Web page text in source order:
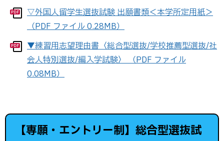
▽外国人留学生選抜試験 出願書類＜本学所定用紙＞
（PDF ファイル 0.28MB）
▼練習用志望理由書〈総合型選抜/学校推薦型選抜/社
会人特別選抜/編入学試験〉 （PDF ファイル
0.08MB）
【専願・エントリー制】総合型選抜試